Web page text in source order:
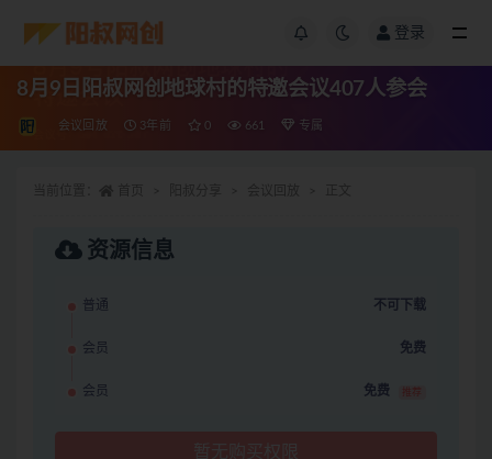
登录
8月9日阳叔网创地球村的特邀会议407人参会
会议回放 3年前 0 661 专属
资源信息
普通 不可下载
会员 免费
会员 免费 推荐